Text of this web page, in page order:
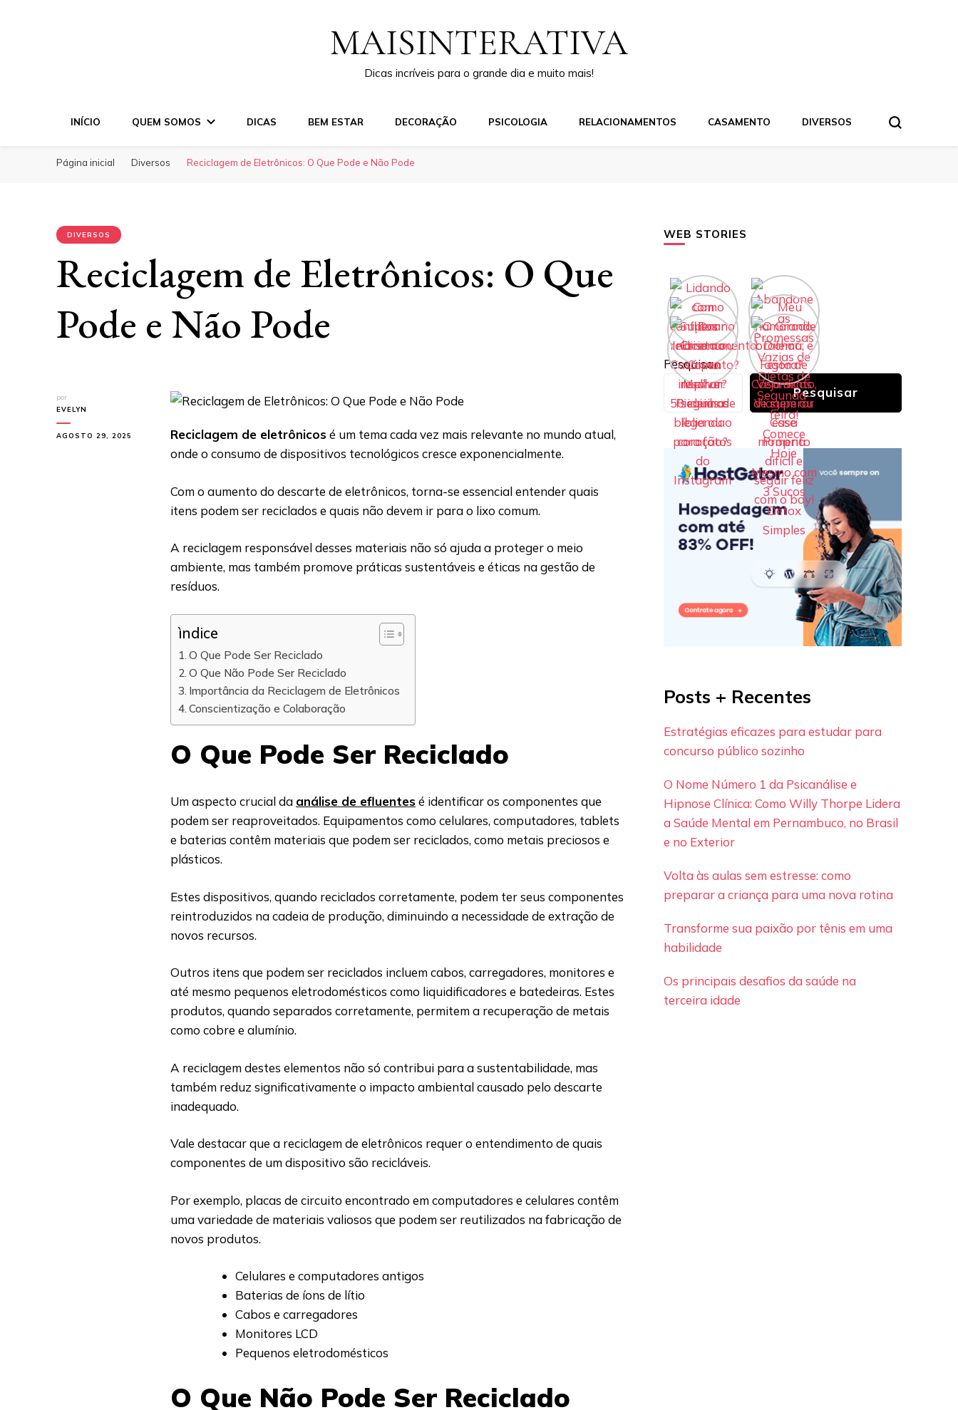
MAISINTERATIVA
Dicas incríveis para o grande dia e muito mais!
INÍCIO QUEM SOMOS DICAS BEM ESTAR DECORAÇÃO PSICOLOGIA RELACIONAMENTOS CASAMENTO DIVERSOS
Página inicial Diversos Reciclagem de Eletrônicos: O Que Pode e Não Pode
DIVERSOS
Reciclagem de Eletrônicos: O Que
Pode e Não Pode
por
EVELYN
AGOSTO 29, 2025 Reciclagem de eletrônicosé um tema cada vez mais relevante no mundo atual,
onde o consumo de dispositivos tecnológicos cresce exponencialmente.
Com o aumento do descarte de eletrônicos, torna-se essencial entender quais
itens podem ser reciclados e quais não devem ir para o lixo comum.
A reciclagem responsável desses materiais não só ajuda a proteger o meio
ambiente, mas também promove práticas sustentáveis e éticas na gestão de
resíduos.
ìndice
O Que Pode Ser Reciclado
O Que Não Pode Ser Reciclado
Importância da Reciclagem de Eletrônicos
Conscientização e Colaboração
O Que Pode Ser Reciclado
Um aspecto crucial da análise de efluentesé identificar os componentes que
podem ser reaproveitados. Equipamentos como celulares, computadores, tablets
e baterias contêm materiais que podem ser reciclados, como metais preciosos e
plásticos.
Estes dispositivos, quando reciclados corretamente, podem ter seus componentes
reintroduzidos na cadeia de produção, diminuindo a necessidade de extração de
novos recursos.
Outros itens que podem ser reciclados incluem cabos, carregadores, monitores e
até mesmo pequenos eletrodomésticos como liquidificadores e batedeiras. Estes
produtos, quando separados corretamente, permitem a recuperação de metais
como cobre e alumínio.
A reciclagem destes elementos não só contribui para a sustentabilidade, mas
também reduz significativamente o impacto ambiental causado pelo descarte
inadequado.
Vale destacar que a reciclagem de eletrônicos requer o entendimento de quais
componentes de um dispositivo são recicláveis.
Por exemplo, placas de circuito encontrado em computadores e celulares contêm
uma variedade de materiais valiosos que podem ser reutilizados na fabricação de
novos produtos.
Celulares e computadores antigos
Baterias de íons de lítio
Cabos e carregadores
Monitores LCD
Pequenos eletrodomésticos
O Que Não Pode Ser Reciclado
WEB STORIES
Pesquisar
Pesquisar
Posts + Recentes
Estratégias eficazes para estudar para
concurso público sozinho
O Nome Número 1 da Psicanálise e
Hipnose Clínica: Como Willy Thorpe Lidera
a Saúde Mental em Pernambuco, no Brasil
e no Exterior
Volta às aulas sem estresse: como
preparar a criança para uma nova rotina
Transforme sua paixão por tênis em uma
habilidade
Os principais desafios da saúde na
terceira idade